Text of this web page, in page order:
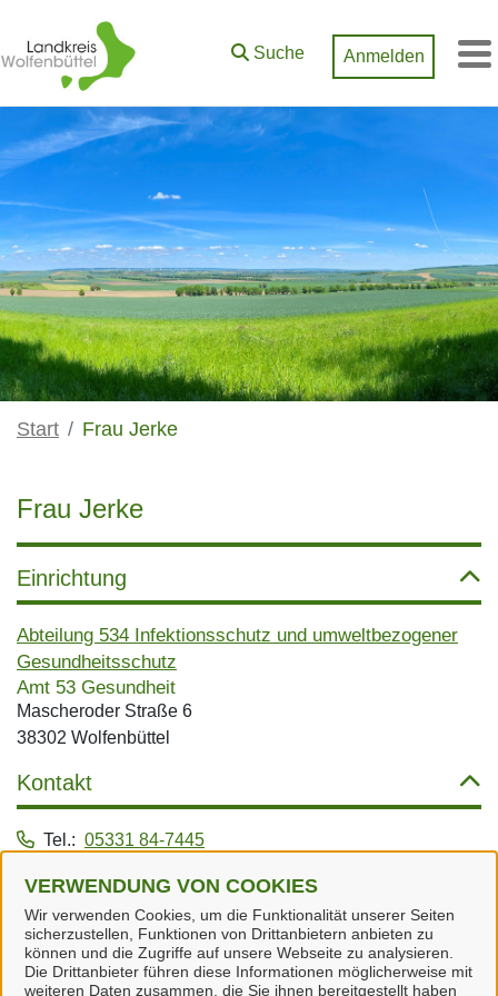
Zum Hauptinhalt springen
VERWENDUNG VON COOKIES
Wir verwenden Cookies, um die Funktionalität unserer Seiten
sicherzustellen, Funktionen von Drittanbietern anbieten zu
können und die Zugriffe auf unsere Webseite zu analysieren.
Die Drittanbieter führen diese Informationen möglicherweise mit
weiteren Daten zusammen, die Sie ihnen bereitgestellt haben
Suche Anmelden
Start Frau Jerke
Frau Jerke
Einrichtung
Abteilung 534 Infektionsschutz und umweltbezogener
Gesundheitsschutz
Amt 53 Gesundheit
Mascheroder Straße 6
38302 Wolfenbüttel
Kontakt
Tel.: 05331 84-7445
Dienstleistungen
Alle zugeordneten Einrichtungen